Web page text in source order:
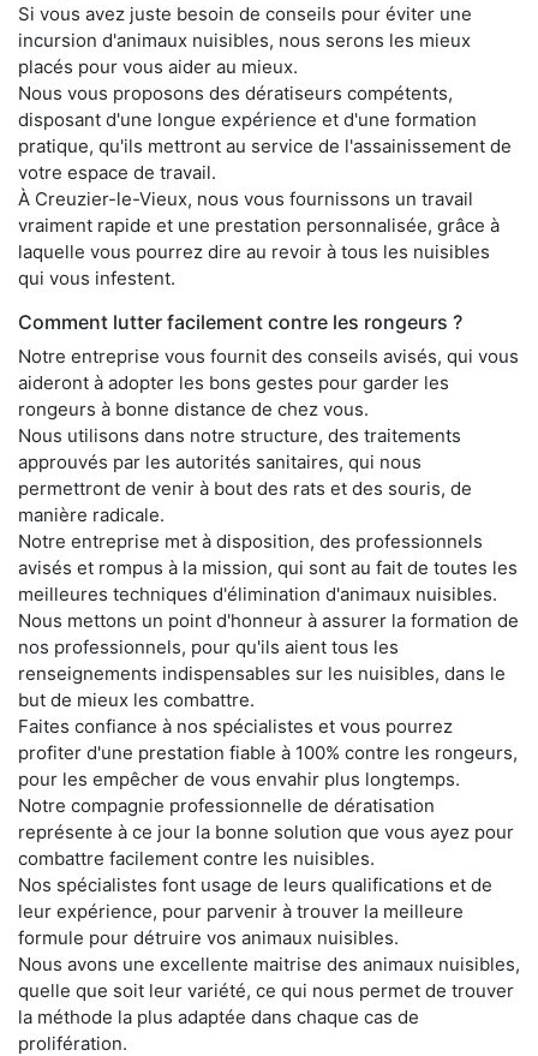
Si vous avez juste besoin de conseils pour éviter une
incursion d'animaux nuisibles, nous serons les mieux
placés pour vous aider au mieux.
Nous vous proposons des dératiseurs compétents,
disposant d'une longue expérience et d'une formation
pratique, qu'ils mettront au service de l'assainissement de
votre espace de travail.
À Creuzier-le-Vieux, nous vous fournissons un travail
vraiment rapide et une prestation personnalisée, grâce à
laquelle vous pourrez dire au revoir à tous les nuisibles
qui vous infestent.
Comment lutter facilement contre les rongeurs ?
Notre entreprise vous fournit des conseils avisés, qui vous
aideront à adopter les bons gestes pour garder les
rongeurs à bonne distance de chez vous.
Nous utilisons dans notre structure, des traitements
approuvés par les autorités sanitaires, qui nous
permettront de venir à bout des rats et des souris, de
manière radicale.
Notre entreprise met à disposition, des professionnels
avisés et rompus à la mission, qui sont au fait de toutes les
meilleures techniques d'élimination d'animaux nuisibles.
Nous mettons un point d'honneur à assurer la formation de
nos professionnels, pour qu'ils aient tous les
renseignements indispensables sur les nuisibles, dans le
but de mieux les combattre.
Faites confiance à nos spécialistes et vous pourrez
profiter d'une prestation fiable à 100% contre les rongeurs,
pour les empêcher de vous envahir plus longtemps.
Notre compagnie professionnelle de dératisation
représente à ce jour la bonne solution que vous ayez pour
combattre facilement contre les nuisibles.
Nos spécialistes font usage de leurs qualifications et de
leur expérience, pour parvenir à trouver la meilleure
formule pour détruire vos animaux nuisibles.
Nous avons une excellente maitrise des animaux nuisibles,
quelle que soit leur variété, ce qui nous permet de trouver
la méthode la plus adaptée dans chaque cas de
prolifération.